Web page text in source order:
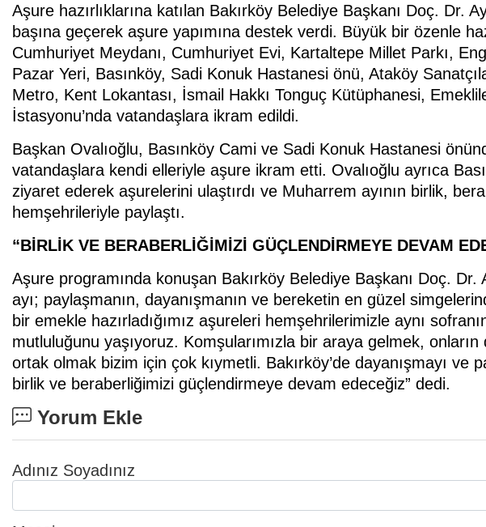
Aşure hazırlıklarına katılan Bakırköy Belediye Başkanı Doç. Dr.
başına geçerek aşure yapımına destek verdi. Büyük bir özenle
Cumhuriyet Meydanı, Cumhuriyet Evi, Kartaltepe Millet Parkı,
Pazar Yeri, Basınköy, Sadi Konuk Hastanesi önü, Ataköy
Metro, Kent Lokantası, İsmail Hakkı Tonguç Kütüphanesi,
İstasyonu’nda vatandaşlara ikram edildi.
Başkan Ovalıoğlu, Basınköy Cami ve Sadi Konuk Hastanesi
vatandaşlara kendi elleriyle aşure ikram etti. Ovalıoğlu ayrıca
ziyaret ederek aşurelerini ulaştırdı ve Muharrem ayının birlik,
hemşehrileriyle paylaştı.
“BİRLİK VE BERABERLİĞİMİZİ GÜÇLENDİRMEYE DEVAM
Aşure programında konuşan Bakırköy Belediye Başkanı Doç. Dr.
ayı; paylaşmanın, dayanışmanın ve bereketin en güzel
bir emekle hazırladığımız aşureleri hemşehrilerimizle aynı
mutluluğunu yaşıyoruz. Komşularımızla bir araya gelmek,
ortak olmak bizim için çok kıymetli. Bakırköy’de dayanışmayı ve
birlik ve beraberliğimizi güçlendirmeye devam edeceğiz” dedi.
Yorum Ekle
Adınız Soyadınız